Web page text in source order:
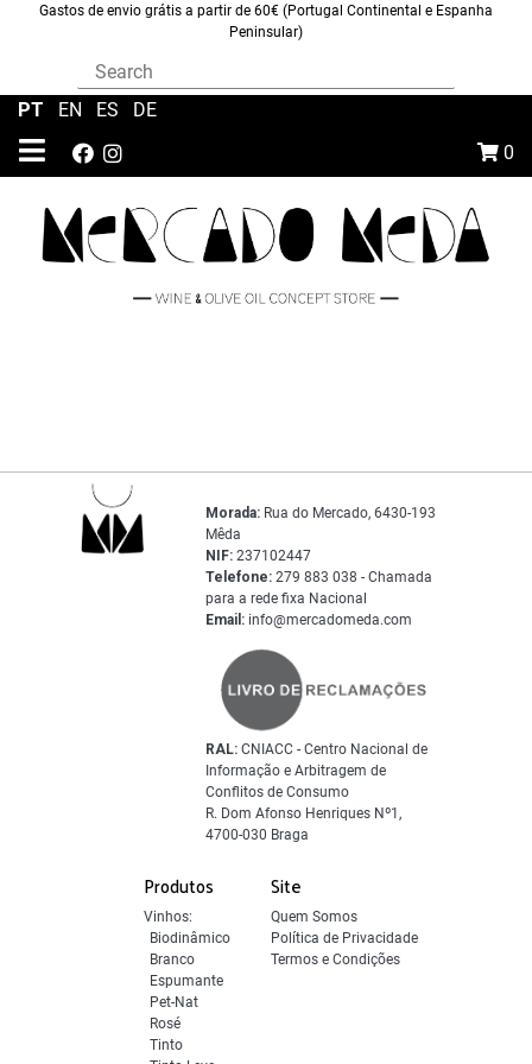
Gastos de envio grátis a partir de 60€ (Portugal Continental e Espanha
Peninsular)
0
PT EN ES DE
Produtos
Vinhos:
Biodinâmico
Branco
Espumante
Pet-Nat
Rosé
Tinto
Site
Quem Somos
Política de Privacidade
Termos e Condições
Morada: Rua do Mercado, 6430-193
Mêda
NIF: 237102447
Telefone: 279 883 038 - Chamada
para a rede fixa Nacional
Email: info@mercadomeda.com
RAL: CNIACC - Centro Nacional de
Informação e Arbitragem de
Conflitos de Consumo
R. Dom Afonso Henriques Nº1,
4700-030 Braga